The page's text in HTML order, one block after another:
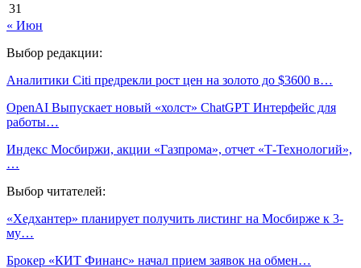
31
« Июн
Выбор редакции:
Аналитики Citi предрекли рост цен на золото до $3600 в…
OpenAI Выпускает новый «холст» ChatGPT Интерфейс для
работы…
Индекс Мосбиржи, акции «Газпрома», отчет «Т-Технологий»,
…
Выбор читателей:
«Хедхантер» планирует получить листинг на Мосбирже к 3-
му…
Брокер «КИТ Финанс» начал прием заявок на обмен…